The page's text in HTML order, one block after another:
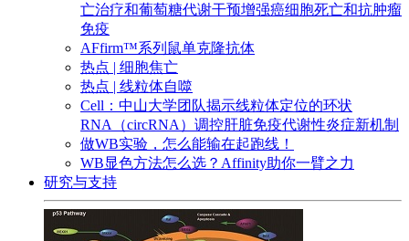
亡治疗和葡萄糖代谢干预增强癌细胞死亡和抗肿瘤
免疫
AFfirm™系列鼠单克隆抗体
热点 | 细胞焦亡
热点 | 线粒体自噬
Cell：中山大学团队揭示线粒体定位的环状
RNA（circRNA）调控肝脏免疫代谢性炎症新机制
做WB实验，怎么能输在起跑线！
WB显色方法怎么选？Affinity助你一臂之力
研究与支持